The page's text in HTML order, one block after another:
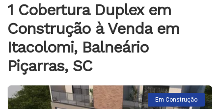
1 Cobertura Duplex em
Construção à Venda em
Itacolomi, Balneário
Piçarras, SC
Em Construção